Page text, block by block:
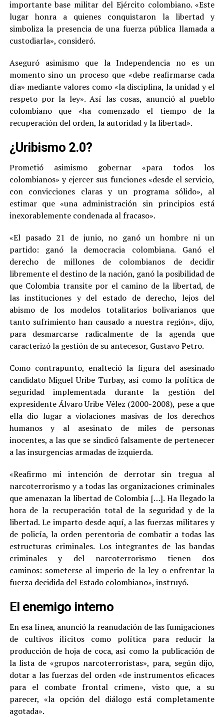
importante base militar del Ejército colombiano. «Este
lugar honra a quienes conquistaron la libertad y
simboliza la presencia de una fuerza pública llamada a
custodiarla», consideró.
Aseguró asimismo que la Independencia no es un
momento sino un proceso que «debe reafirmarse cada
día» mediante valores como «la disciplina, la unidad y el
respeto por la ley». Así las cosas, anunció al pueblo
colombiano que «ha comenzado el tiempo de la
recuperación del orden, la autoridad y la libertad».
¿Uribismo 2.0?
Prometió asimismo gobernar «para todos los
colombianos» y ejercer sus funciones «desde el servicio,
con convicciones claras y un programa sólido», al
estimar que «una administración sin principios está
inexorablemente condenada al fracaso».
«El pasado 21 de junio, no ganó un hombre ni un
partido: ganó la democracia colombiana. Ganó el
derecho de millones de colombianos de decidir
libremente el destino de la nación, ganó la posibilidad de
que Colombia transite por el camino de la libertad, de
las instituciones y del estado de derecho, lejos del
abismo de los modelos totalitarios bolivarianos que
tanto sufrimiento han causado a nuestra región», dijo,
para desmarcarse radicalmente de la agenda que
caracterizó la gestión de su antecesor, Gustavo Petro.
Como contrapunto, enalteció la figura del asesinado
candidato Miguel Uribe Turbay, así como la política de
seguridad implementada durante la gestión del
expresidente Álvaro Uribe Vélez (2000-2008), pese a que
ella dio lugar a violaciones masivas de los derechos
humanos y al asesinato de miles de personas
inocentes, a las que se sindicó falsamente de pertenecer
a las insurgencias armadas de izquierda.
«Reafirmo mi intención de derrotar sin tregua al
narcoterrorismo y a todas las organizaciones criminales
que amenazan la libertad de Colombia […]. Ha llegado la
hora de la recuperación total de la seguridad y de la
libertad. Le imparto desde aquí, a las fuerzas militares y
de policía, la orden perentoria de combatir a todas las
estructuras criminales. Los integrantes de las bandas
criminales y del narcoterrorismo tienen dos
caminos: someterse al imperio de la ley o enfrentar la
fuerza decidida del Estado colombiano», instruyó.
El enemigo interno
En esa línea, anunció la reanudación de las fumigaciones
de cultivos ilícitos como política para reducir la
producción de hoja de coca, así como la publicación de
la lista de «grupos narcoterroristas», para, según dijo,
dotar a las fuerzas del orden «de instrumentos eficaces
para el combate frontal crimen», visto que, a su
parecer, «la opción del diálogo está completamente
agotada».